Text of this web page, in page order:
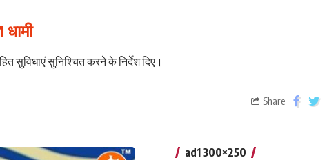
सुविधाएं सुनिश्चित करने के निर्देश दिए।
Share
ad1 300×250